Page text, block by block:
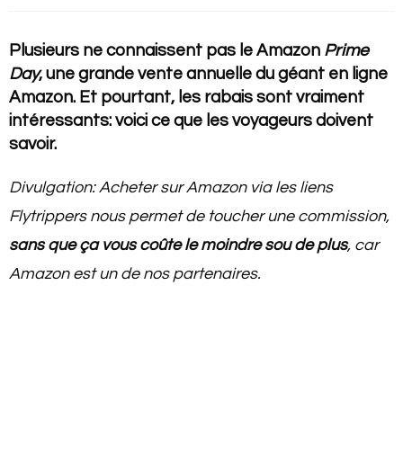
Plusieurs ne connaissent pas le Amazon Prime
Day, une grande vente annuelle du géant en ligne
Amazon. Et pourtant, les rabais sont vraiment
intéressants: voici ce que les voyageurs doivent
savoir.
Divulgation: Acheter sur Amazon via les liens
Flytrippers nous permet de toucher une commission,
sans que ça vous coûte le moindre sou de plus, car
Amazon est un de nos partenaires.